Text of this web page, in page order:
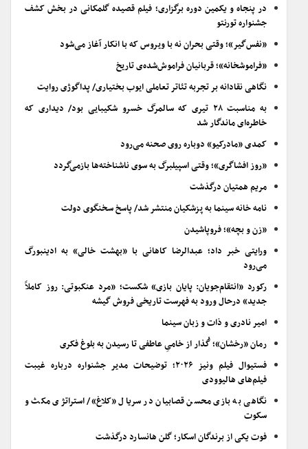
در پنجاه و یکمین دوره برگزاری؛ فیلم قصیده گلمکانی در بخش کشف
جشنواره تورنتو
«نفس‌گیر»؛ وقتی بحران نه با ویروس که با انکار آغاز می‌شود
«فراموشخانه»؛ قربانیان فراموش‌شده‌ی تاریخ
نگاهی نقادانه بر تجربه تئاتر تعاملی ایوب بختیاری/ پداگوژی روایت
به مناسبت ۲۸ تیری که سالمرگ خسرو شکیبایی بود/ دیداری که
خاطره‌ای ماندگار شد
کمدی «مادرکیو» دوباره روی صحنه می‌رود
«روز افشاگری»؛ وقتی اسپیلبرگ به سوی ناشناخته‌ها بازمی‌گردد
مریم همتیان درگذشت
نامه خانه سینما به پزشکیان منتشر شد/ پاسخ سخنگوی دولت
«زن و بچه»؛ فروپاشیدن
ورایتی خبر داد؛ عبدالرضا کاهانی با «بهشت خالی» به ادینبورگ
می‌رود
رکورد «انتقام‌جویان: پایان بازی» شکست؛ «مرد عنکبوتی: روز کاملاً
جدید» درحال ورود به فهرست تاریخی فروش گیشه
امیر نادری و ذات و زبان سینما
رمان «رخشان»؛ گُذار از خامیِ عاطفی تا رسیدن به بلوغ فکری
فستیوال فیلم ونیز ۲۰۲۶؛ توضیحات مدیر جشنواره درباره غیبت
فیلم‌های هالیوودی
نگاهی به بازی محسن قصابیان در سریال «کلاغ»/ استراتژی مکث و
سکوت
فوت یکی از برندگان اسکار؛ گلن هانسارد درگذشت